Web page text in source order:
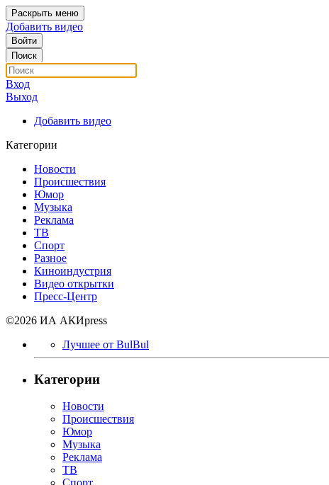
Раскрыть меню
Добавить видео
Войти
Поиск
Вход
Выход
Добавить видео
Категории
Новости
Происшествия
Юмор
Музыка
Реклама
ТВ
Спорт
Разное
Киноиндустрия
Видео открытки
Пресс-Центр
©2026 ИА АКИpress
Лучшее от BulBul
Категории
Новости
Происшествия
Юмор
Музыка
Реклама
ТВ